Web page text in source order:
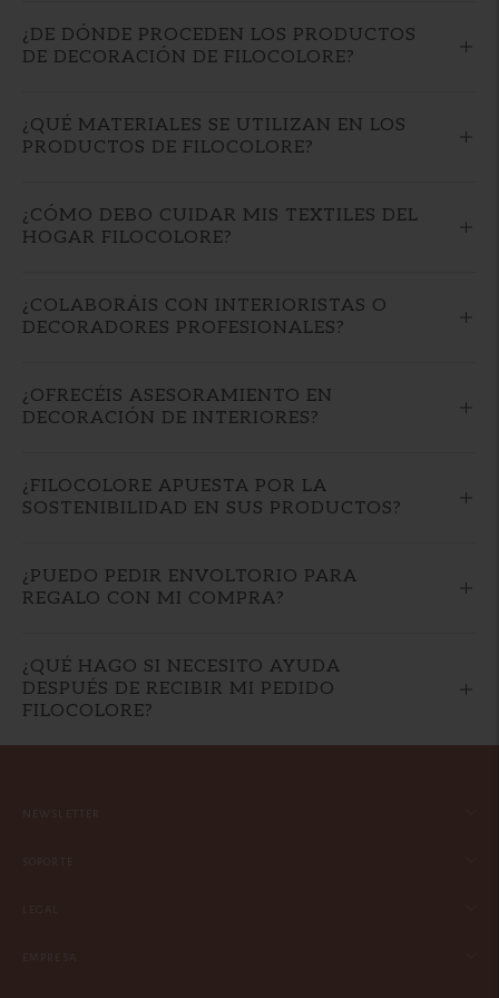
¿DE DÓNDE PROCEDEN LOS PRODUCTOS
DE DECORACIÓN DE FILOCOLORE?
¿QUÉ MATERIALES SE UTILIZAN EN LOS
PRODUCTOS DE FILOCOLORE?
¿CÓMO DEBO CUIDAR MIS TEXTILES DEL
HOGAR FILOCOLORE?
¿COLABORÁIS CON INTERIORISTAS O
DECORADORES PROFESIONALES?
¿OFRECÉIS ASESORAMIENTO EN
DECORACIÓN DE INTERIORES?
¿FILOCOLORE APUESTA POR LA
SOSTENIBILIDAD EN SUS PRODUCTOS?
¿PUEDO PEDIR ENVOLTORIO PARA
REGALO CON MI COMPRA?
¿QUÉ HAGO SI NECESITO AYUDA
DESPUÉS DE RECIBIR MI PEDIDO
FILOCOLORE?